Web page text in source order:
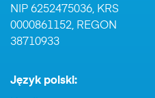
NIP 6252475036, KRS
0000861152, REGON
38710933
Język polski: